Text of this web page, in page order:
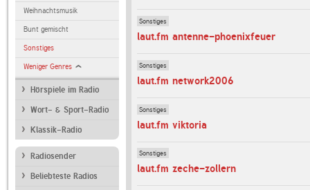
Weihnachtsmusik
Bunt gemischt
Sonstiges
Weniger Genres
Hörspiele im Radio
Wort- & Sport-Radio
Klassik-Radio
Radiosender
Beliebteste Radios
Sonstiges
laut.fm antenne-phoenixfeuer
Sonstiges
laut.fm network2006
Sonstiges
laut.fm viktoria
Sonstiges
laut.fm zeche-zollern